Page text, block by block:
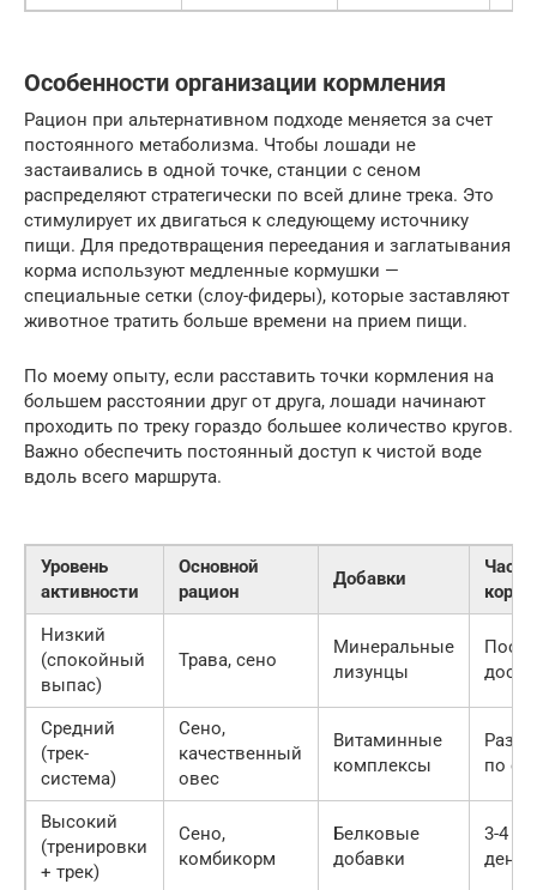
Особенности организации кормления
Рацион при альтернативном подходе меняется за счет
постоянного метаболизма. Чтобы лошади не
застаивались в одной точке, станции с сеном
распределяют стратегически по всей длине трека. Это
стимулирует их двигаться к следующему источнику
пищи. Для предотвращения переедания и заглатывания
корма используют медленные кормушки —
специальные сетки (слоу-фидеры), которые заставляют
животное тратить больше времени на прием пищи.
По моему опыту, если расставить точки кормления на
большем расстоянии друг от друга, лошади начинают
проходить по треку гораздо большее количество кругов.
Важно обеспечить постоянный доступ к чистой воде
вдоль всего маршрута.
Уровень
активности
Основной
рацион
Добавки
Низкий
(спокойный
выпас)
Трава, сено
Минеральные
лизунцы
Средний
(трек-
система)
Сено,
качественный
овес
Витаминные
комплексы
по
Высокий
(тренировки
+ трек)
Сено,
комбикорм
Белковые
добавки
3-4
день